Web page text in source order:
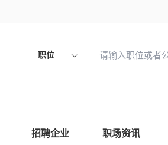
职位
招聘企业 职场资讯